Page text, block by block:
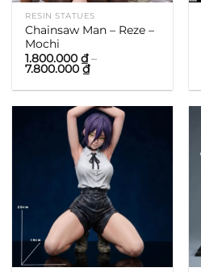
RESIN STATUES
Chainsaw Man – Reze –
Mochi
1.800.000₫ –
7.800.000₫Khoảng
giá:
từ
đến
7.800.000 ₫